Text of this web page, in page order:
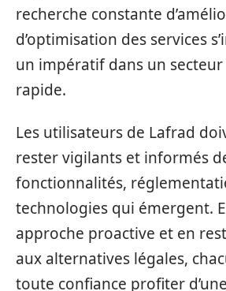
recherche constante
d’optimisation des services
un impératif dans un
rapide.
Les utilisateurs de Lafrad
rester vigilants et informés
fonctionnalités,
technologies qui émergent.
approche proactive et en
aux alternatives légales,
toute confiance profiter